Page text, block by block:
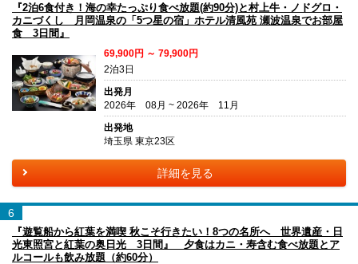
『2泊6食付き！海の幸たっぷり食べ放題(約90分)と村上牛・ノドグロ・
カニづくし 月岡温泉の「5つ星の宿」ホテル清風苑 瀬波温泉でお部屋
食 3日間』
69,900円 ～ 79,900円
2泊3日
出発月
2026年 08月 ~ 2026年 11月
出発地
埼玉県 東京23区
詳細を見る
6
『遊覧船から紅葉を満喫 秋こそ行きたい！8つの名所へ 世界遺産・日
光東照宮と紅葉の奥日光 3日間』 夕食はカニ・寿含む食べ放題とア
ルコールも飲み放題（約60分）